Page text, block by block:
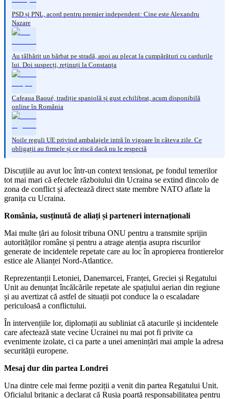
PSD și PNL, acord pentru premier independent: Cine este Alexandru
Nazare
Au tâlhărit un bărbat pe stradă, apoi au plecat la cumpărături cu cardurile
lui. Doi suspecți, reținuți la Constanța
Cafeaua Baqué, tradiție spaniolă și gust echilibrat, acum disponibilă
online în România
Noile reguli UE privind ambalajele intră în vigoare în câteva zile. Ce
obligații au firmele și ce riscă dacă nu le respectă
Discuțiile au avut loc într-un context tensionat, pe fondul temerilor
tot mai mari că efectele războiului din Ucraina se extind dincolo de
zona de conflict și afectează direct state membre NATO aflate la
granița cu Ucraina.
România, susținută de aliați și parteneri internaționali
Mai multe țări au folosit tribuna ONU pentru a transmite sprijin
autorităților române și pentru a atrage atenția asupra riscurilor
generate de incidentele repetate care au loc în apropierea frontierelor
estice ale Alianței Nord-Atlantice.
Reprezentanții Letoniei, Danemarcei, Franței, Greciei și Regatului
Unit au denunțat încălcările repetate ale spațiului aerian din regiune
și au avertizat că astfel de situații pot conduce la o escaladare
periculoasă a conflictului.
În intervențiile lor, diplomații au subliniat că atacurile și incidentele
care afectează state vecine Ucrainei nu mai pot fi privite ca
evenimente izolate, ci ca parte a unei amenințări mai ample la adresa
securității europene.
Mesaj dur din partea Londrei
Una dintre cele mai ferme poziții a venit din partea Regatului Unit.
Oficialul britanic a declarat că Rusia poartă responsabilitatea pentru